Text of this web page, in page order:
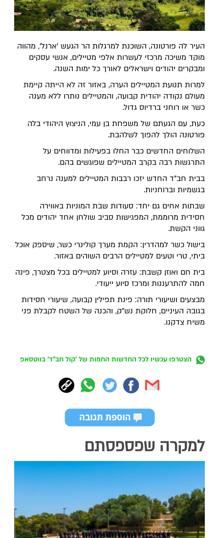
​העיר לה פורטונה, השוכנת למרגלות הר הגעש 'ארנל', מהווה
מוקד משיכה מרכזי לעשרות אלפי מטיילים, אנשי עסקים
ומבקרים יהודים וישראלים לאורך כל ימות השנה.
למרות תנועת המטיילים הערה, באזור זה לא הייתה קיימת
מעולם נקודה יהודית קבועה, והמטיילים נותרו ללא מענה
כשר או רוחני ברדיוס גדול.
​כעת, עם הגעתם של משפחת בן עמי, הניצוץ היהודי בלה
פורטונה הולך להפוך לשלהבת.
השלוחים החדשים כבר החלו בפעילות ומדווחים על
התרגשות רבה בקרב המטיילים שפוגשים בהם.
בבית חב"ד החדש יזכו רבבות המטיילים למענה נרחב
בגשמיות וברוחניות.
שבתות אחים גם יחד: סעודות שבת המוניות באווירה
חסידית מרוממת, המפגישות סביב שולחן אחד יהודים מכל
גווני הקשת.
​בישול כשר למהדרין: הקמת מערך קולינרי כשר, שיספק אוכל
ביתי, טרי וטעים למטיילים הרבים השוהים באזור.
בית חם ואוזן קשבת: עזרה וסיוע למטיילים בכל מצטרך, פינה
חמה להתרעננות ומרכז סיוע ייעודי.
מבצעים ושיעורי תורה: פינת תפילין קבועה, שיעורי חסידות
בגובה העיניים, חלוקת נש"ק, והכנה של השטח לקבלת פני
משיח צדקנו.
הצטרפו עכשיו לכל החדשות החמות של 'קול חב"ד' בווטסאפ
למקרה שפספסתם